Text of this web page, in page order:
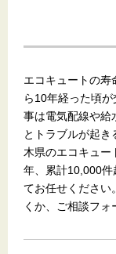
エコキュートの寿
ら10年経った頃
事は電気配線や給
とトラブルが起
木県のエコキュー
年、累計10,000件
てお任せください
くか、ご相談フォ